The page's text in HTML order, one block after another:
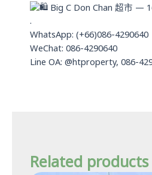
Big C Don Chan 超市 —
.
WhatsApp: (+66)086-4290640
WeChat: 086-4290640
Line OA: @htproperty, 086-
Related products